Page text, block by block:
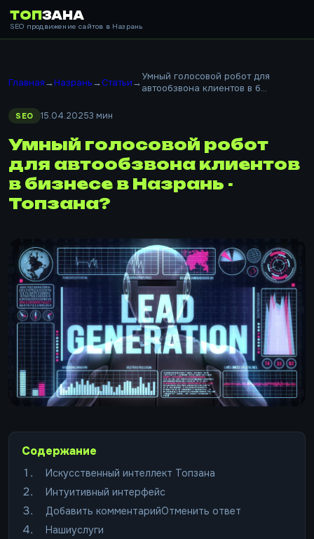
ТОП ЗАНА
SEO продвижение сайтов в Назрань
Главная→Назрань→Статьи→Умный голосовой робот для
автообзвона клиентов в б...
SEO 15.04.20253 мин
Умный голосовой робот
для автообзвона клиентов
в бизнесе в Назрань -
Топзана?
Содержание
Искусственный интеллект Топзана
Интуитивный интерфейс
Добавить комментарийОтменить ответ
Нашиуслуги